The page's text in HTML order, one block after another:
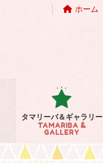
ホーム
タマリーバ＆ギャラリー
TAMARIBA &
GALLERY